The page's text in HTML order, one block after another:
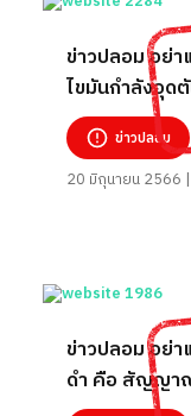
ข่าวปลอม อย่า
ไขมันกำลังอุด
ข่าวปลอม
20 มิถุนายน 2566
ข่าวปลอม อย่า
ดำ คือ สัญญา